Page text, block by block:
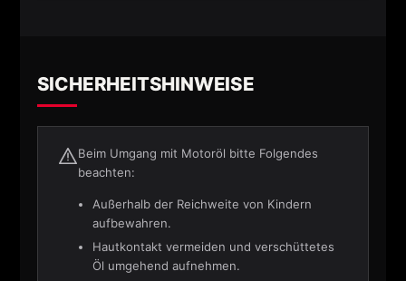
SICHERHEITSHINWEISE
Beim Umgang mit Motoröl bitte Folgendes
beachten:
Außerhalb der Reichweite von Kindern
aufbewahren.
Hautkontakt vermeiden und verschüttetes
Öl umgehend aufnehmen.